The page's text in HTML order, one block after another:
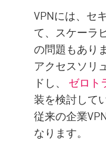
VPNには、セ
て、スケーラ
の問題もあり
アクセスソリ
ドし、 ゼロト
装を検討して
従来の企業
なります。